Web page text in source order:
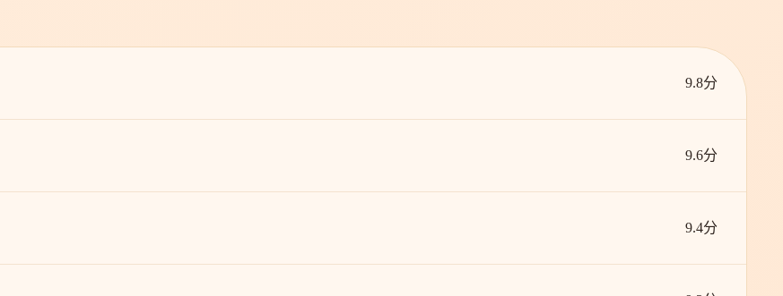
9.8分
9.6分
9.4分